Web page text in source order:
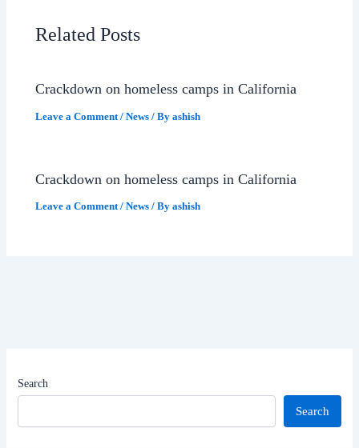
Related Posts
Crackdown on homeless camps in California
Leave a Comment /News / Byashish
Crackdown on homeless camps in California
Leave a Comment /News / Byashish
Search
Search